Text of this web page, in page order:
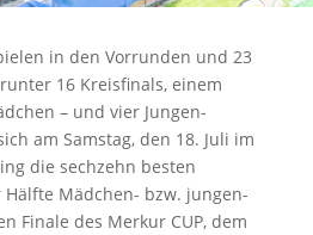
in den Vorrunden und 23
16 Kreisfinals, einem
– und vier Jungen-
am Samstag, den 18. Juli im
die sechzehn besten
Mädchen- bzw. jungen-
Finale des Merkur CUP, dem